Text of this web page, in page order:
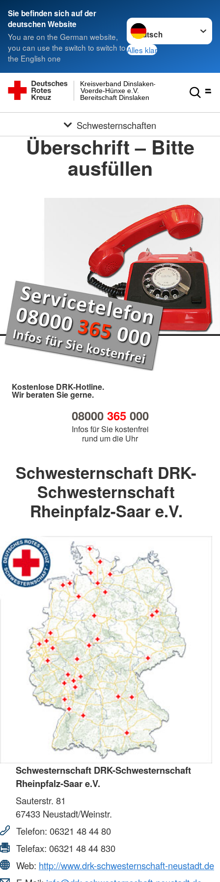
Sie befinden sich auf der
deutschen Website
You are on the German website,
you can use the switch to switch to
the English one
Sprache wechseln zu
Alles klar
Bereitschaft Dinslaken
Voerde-Hünxe e.V.
Kreisverband Dinslaken-
Schwesternschaften
Überschrift – Bitte
ausfüllen
Kostenlose DRK-Hotline.
Wir beraten Sie gerne.
08000 365000
Infos für Sie kostenfrei
rund um die Uhr
Schwesternschaft DRK-
Schwesternschaft
Rheinpfalz-Saar e.V.
Schwesternschaft DRK-Schwesternschaft
Rheinpfalz-Saar e.V.
Sauterstr. 81
67433 Neustadt/Weinstr.
Telefon: 06321 48 44 80
Telefax: 06321 48 44 830
Web: http://www.drk-schwesternschaft-neustadt.de